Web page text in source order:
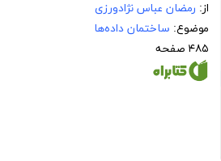
از: رمضان عباس نژادورزی
موضوع: ساختمان داده‌ها
۴۸۵ صفحه